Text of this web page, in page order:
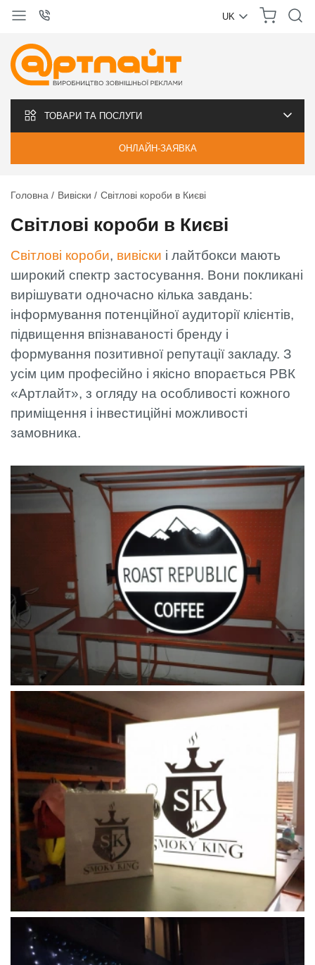
UK
ТОВАРИ ТА ПОСЛУГИ
ОНЛАЙН-ЗАЯВКА
Головна Вивіски Світлові короби в Києві
Світлові короби в Києві
Світлові короби, вивіски і лайтбокси мають
широкий спектр застосування. Вони покликані
вирішувати одночасно кілька завдань:
інформування потенційної аудиторії клієнтів,
підвищення впізнаваності бренду і
формування позитивної репутації закладу. З
усім цим професійно і якісно впорається РВК
«Артлайт», з огляду на особливості кожного
приміщення і інвестиційні можливості
замовника.